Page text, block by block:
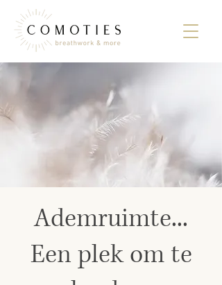
Ademruimte...
Een plek om te